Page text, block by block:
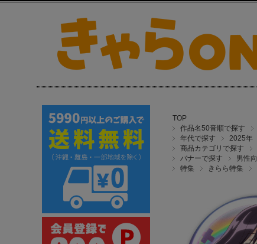
TOP
作品名50音順で探す
年代で探す
2025年
商品カテゴリで探す
バナーで探す
男性向
特集
きらら特集